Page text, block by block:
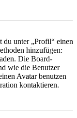
du unter „Profil“ einen
hinzufügen:
Die Board-
wie die Benutzer
Avatar benutzen
kontaktieren.